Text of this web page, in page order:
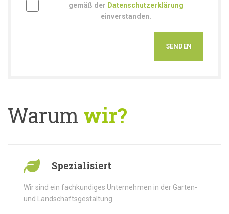
gemäß der Datenschutzerklärung
einverstanden.
Warum wir?
Spezialisiert
Wir sind ein fachkundiges Unternehmen in der Garten-
und Landschaftsgestaltung